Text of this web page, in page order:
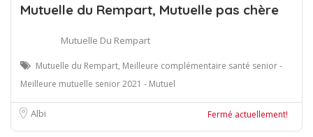
Mutuelle du Rempart, Mutuelle pas chère
Mutuelle Du Rempart
Mutuelle du Rempart, Meilleure complémentaire santé senior -
Meilleure mutuelle senior 2021 - Mutuel
Albi Fermé actuellement!